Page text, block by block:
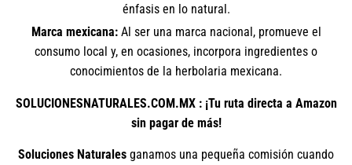
énfasis en lo natural.
Marca mexicana:Al ser una marca nacional, promueve el
consumo local y, en ocasiones, incorpora ingredientes o
conocimientos de la herbolaria mexicana.
SOLUCIONESNATURALES.COM.MX : ¡Tu ruta directa a Amazon
sin pagar de más!
Soluciones Naturales ganamos una pequeña comisión cuando